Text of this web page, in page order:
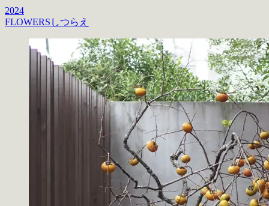
2024
FLOWERS しつらえ